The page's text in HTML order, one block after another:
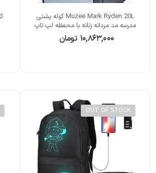
Muzee Mark Ryden 20L کوله پشتی
مدرسه مد مردانه زنانه با محفظه لپ تاپ
۱۰,۸۶۳,۰۰۰ تومان
OUT OF STOCK